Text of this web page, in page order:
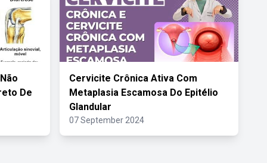
De
Cervicite Crônica Ativa Com
Metaplasia Escamosa Do Epitélio
Glandular
07 September 2024